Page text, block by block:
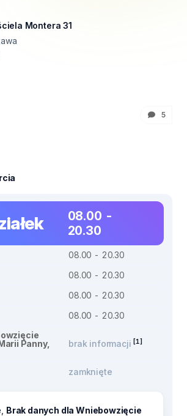
Montera 31
5
08.00 -
20.30
08.00 - 20.30
08.00 - 20.30
08.00 - 20.30
08.00 - 20.30
Panny,
brak informacji [1]
zamknięte
Brak danych dla Wniebowzięcie